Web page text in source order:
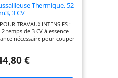
Thermique, 52
3 CV
TRAVAUX INTENSIFS :
temps de 3 CV à essence
nécessaire pour couper
ronces et broussailles
AVEC RECHARGE
robuste que les modèles
€